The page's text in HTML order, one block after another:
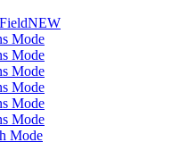
NEW
Mode
Mode
Mode
Mode
Mode
Mode
Mode